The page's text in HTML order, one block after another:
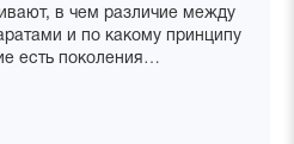
в чем различие между
и по какому принципу
есть поколения